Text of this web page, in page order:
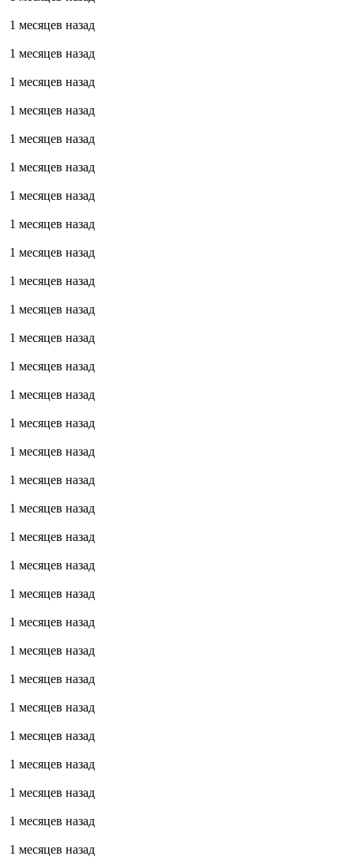
1 месяцев назад
1 месяцев назад
1 месяцев назад
1 месяцев назад
1 месяцев назад
1 месяцев назад
1 месяцев назад
1 месяцев назад
1 месяцев назад
1 месяцев назад
1 месяцев назад
1 месяцев назад
1 месяцев назад
1 месяцев назад
1 месяцев назад
1 месяцев назад
1 месяцев назад
1 месяцев назад
1 месяцев назад
1 месяцев назад
1 месяцев назад
1 месяцев назад
1 месяцев назад
1 месяцев назад
1 месяцев назад
1 месяцев назад
1 месяцев назад
1 месяцев назад
1 месяцев назад
1 месяцев назад